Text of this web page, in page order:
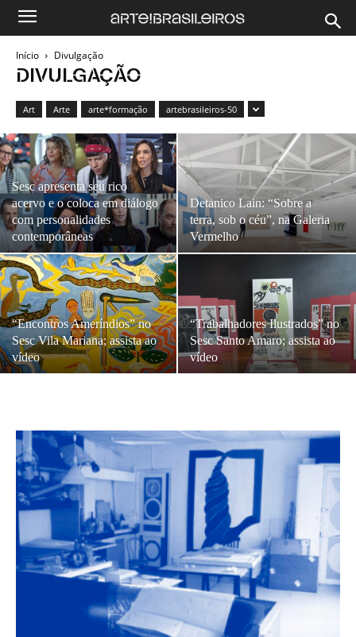
Início Divulgação
DIVULGAÇÃO
Art Arte arte*formação artebrasileiros-50
Sesc apresenta seu rico
acervo e o coloca em diálogo
com personalidades
contemporâneas
Detanico Lain: “Sobre a
terra, sob o céu”, na Galeria
Vermelho
“Encontros Ameríndios” no
Sesc Vila Mariana; assista ao
vídeo
“Trabalhadores Ilustrados” no
Sesc Santo Amaro; assista ao
vídeo